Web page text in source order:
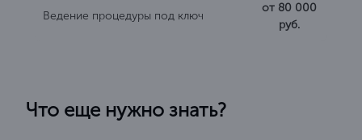
Ведение процедуры под ключ
от 80 000
руб.
Что еще нужно знать?